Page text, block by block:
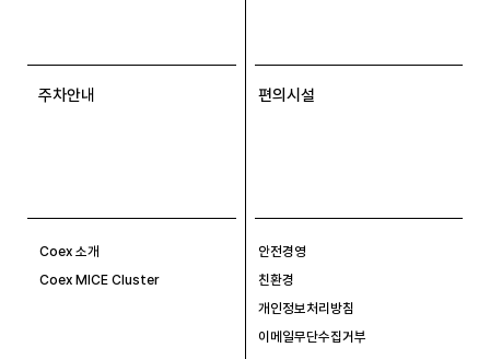
주차안내 편의시설
Coex 소개
Coex MICE Cluster
안전경영
친환경
개인정보처리방침
이메일무단수집거부